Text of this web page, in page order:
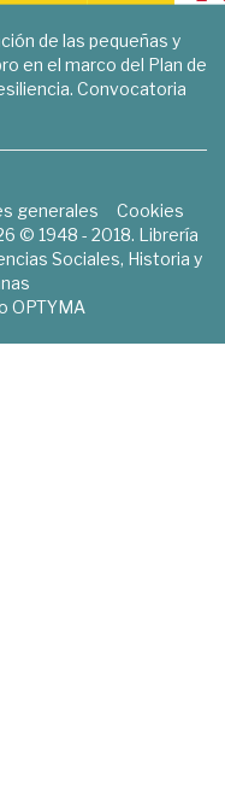
de las pequeñas y
en el marco del Plan de
Convocatoria
generales
Cookies
© 1948 - 2018. Librería
Sociales, Historia y
OPTYMA